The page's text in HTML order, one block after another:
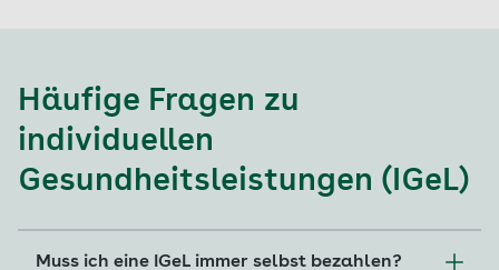
Häufige Fragen zu
individuellen
Gesundheitsleistungen (IGeL)
Muss ich eine IGeL immer selbst bezahlen?